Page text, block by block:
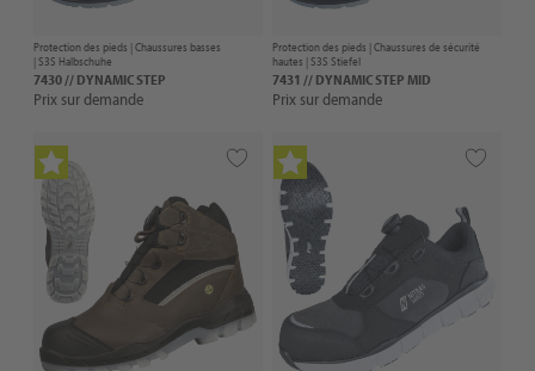
Protection des pieds |Chaussures basses
| S3S Halbschuhe
7430 // DYNAMIC STEP
Prix sur demande
Protection des pieds |Chaussures de sécurité
hautes | S3S Stiefel
7431 // DYNAMIC STEP MID
Prix sur demande